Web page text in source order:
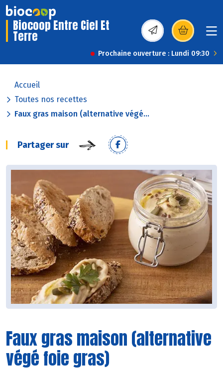
Biocoop Entre Ciel Et
Terre (s’ouvre dans une
Prochaine ouverture : Lundi 09:30
Accueil
Toutes nos recettes
Faux gras maison (alternative végé...
Partager sur
Faux gras maison (alternative
végé foie gras)